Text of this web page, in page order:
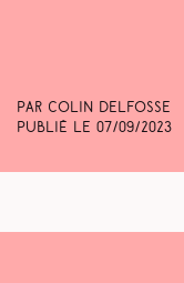
Par Colin Delfosse
Publié le 07/09/2023